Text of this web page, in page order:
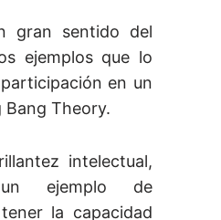
gran sentido del
ejemplos que lo
en un
Bang Theory.
intelectual,
ejemplo de
la capacidad